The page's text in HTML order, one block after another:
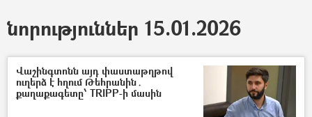
նորություններ 15.01.2026
Վաշինգտոնն այդ փաստաթղթով
ուղերձ է հղում Թեհրանին․
քաղաքագետը՝ TRIPP-ի մասին